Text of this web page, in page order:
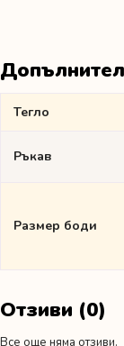
Тегло
Ръкав
Размер боди
Отзиви (0)
Все още няма отзиви.